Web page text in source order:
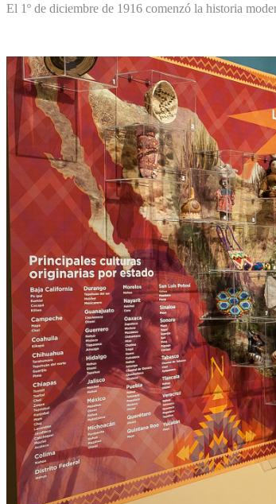
El 1º de diciembre de 1916 comenzó la historia